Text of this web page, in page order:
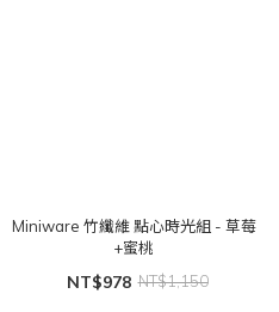
Miniware 竹纖維 點心時光組 - 草莓
+蜜桃
NT$978 NT$1,150